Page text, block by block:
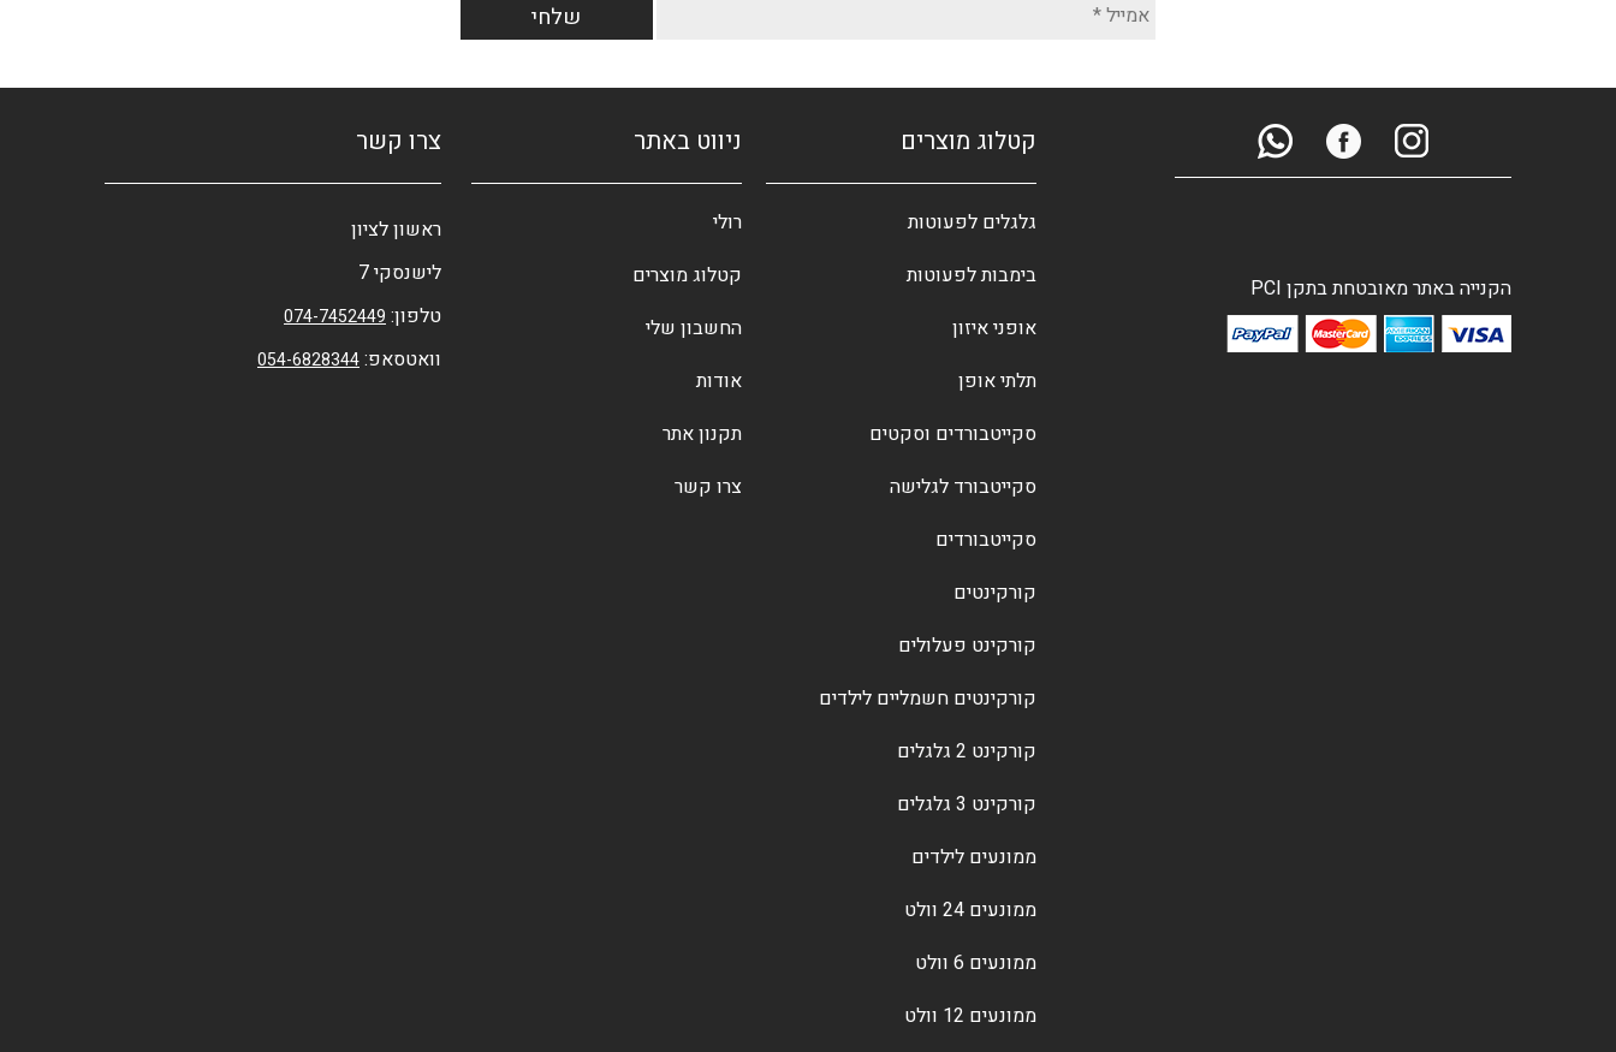
הקנייה באתר מאובטחת בתקן PCI
קטלוג מוצרים
גלגלים לפעוטות
בימבות לפעוטות
אופני איזון
תלתי אופן
סקייטבורדים וסקטים
סקייטבורד לגלישה
סקייטבורדים
קורקינטים
קורקינט פעלולים
קורקינטים חשמליים לילדים
קורקינט 2 גלגלים
קורקינט 3 גלגלים
ממונעים לילדים
ממונעים 24 וולט
ממונעים 6 וולט
ממונעים 12 וולט
ניווט באתר
רולי
קטלוג מוצרים
החשבון שלי
אודות
תקנון אתר
צרו קשר
צרו קשר
ראשון לציון
לישנסקי 7
טלפון: 074-7452449
וואטסאפ:054-6828344⁩